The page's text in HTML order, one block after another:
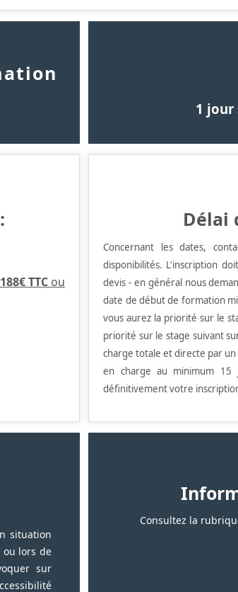
1 jour
TTCou
Délai
Concernant les dates,
disponibilités. L'inscription
devis - en général nous
date de début de formation
vous aurez la priorité sur le
priorité sur le stage suivant
charge totale et directe par
en charge au minimum
définitivement votre
situation
lors de
sur
Consultez la